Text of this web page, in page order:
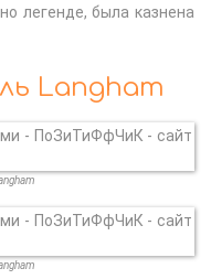
легенде, была казнена
Langham